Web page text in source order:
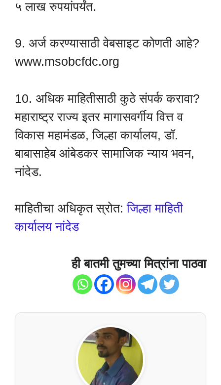
५ लाख रुपयांपर्यंत.
9. अर्ज करण्यासाठी वेबसाइट कोणती आहे?
www.msobcfdc.org
10. अधिक माहितीसाठी कुठे संपर्क करावा?
महाराष्ट्र राज्य इतर मागासवर्गीय वित्त व
विकास महामंडळ, जिल्हा कार्यालय, डॉ.
बाबासाहेब आंबेडकर सामाजिक न्याय भवन,
नांदेड.
माहितीचा अधिकृत स्रोत:जिल्हा माहिती
कार्यालय नांदेड
ही बातमी तुमच्या मित्रांना पाठवा